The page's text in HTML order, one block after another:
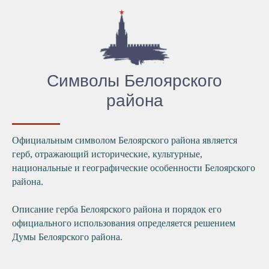
Символы Белоярского
района
Официальным символом Белоярского района является
герб, отражающий исторические, культурные,
национальные и географические особенности Белоярского
района.
Описание герба Белоярского района и порядок его
официального использования определяется решением
Думы Белоярского района.